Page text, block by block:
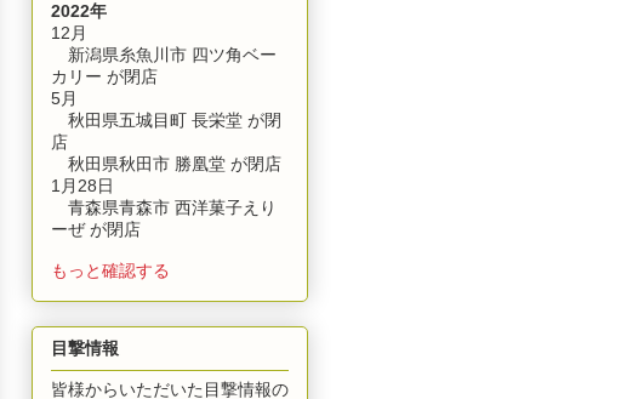
2022年
12月
新潟県糸魚川市 四ツ角ベー
カリー が閉店
5月
秋田県五城目町 長栄堂 が閉
店
秋田県秋田市 勝凰堂 が閉店
1月28日
青森県青森市 西洋菓子えり
ーぜ が閉店
もっと確認する
目撃情報
皆様からいただいた目撃情報の